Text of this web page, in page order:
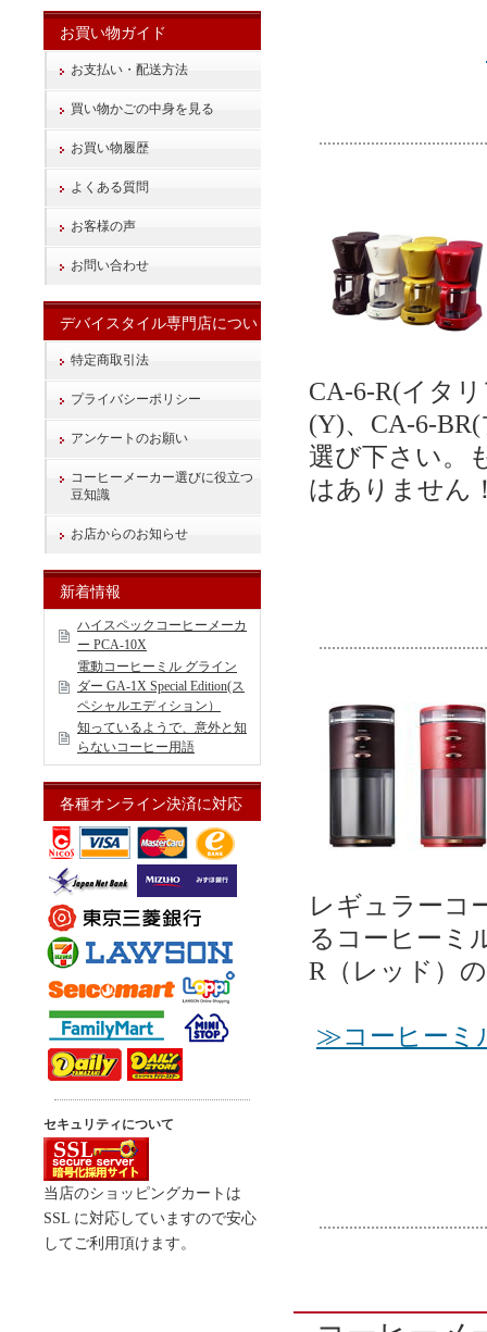
CA-6-R(イタ
(Y)、CA-6-
選び下さい。
はありません
レギュラーコ
るコーヒーミ
R（レッド）
≫コーヒーミ
お買い物ガイド
お支払い・配送方法
買い物かごの中身を見る
お買い物履歴
よくある質問
お客様の声
お問い合わせ
デバイスタイル専門店につい
て特定商取引法
プライバシーポリシー
アンケートのお願い
コーヒーメーカー選びに役立つ
豆知識
お店からのお知らせ
新着情報
ハイスペックコーヒーメーカ
ー PCA-10X
電動コーヒーミル グライン
ダー GA-1X Special Edition(ス
ペシャルエディション）
知っているようで、意外と知
らないコーヒー用語
各種オンライン決済に対応
セキュリティについて
当店のショッピングカートは
SSL に対応していますので安心
してご利用頂けます。